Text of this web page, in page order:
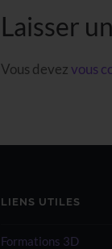
Laisser
Vous devezvous
LIENS UTILES
Formations 3D